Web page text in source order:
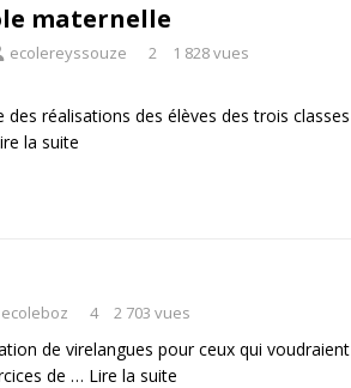
maternelle
ecolereyssouze 2 1 828 vues
des réalisations des élèves des trois classes
la suite
ecoleboz 4 2 703 vues
de virelangues pour ceux qui voudraient
de … Lire la suite